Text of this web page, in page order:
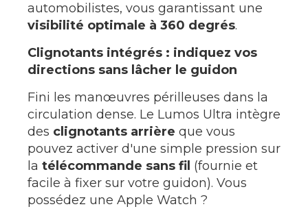
automobilistes, vous garantissant une
visibilité optimale à 360 degrés.
Clignotants intégrés : indiquez vos
directions sans lâcher le guidon
Fini les manœuvres périlleuses dans la
circulation dense. Le Lumos Ultra intègre
des clignotants arrière que vous
pouvez activer d'une simple pression sur
la télécommande sans fil (fournie et
facile à fixer sur votre guidon). Vous
possédez une Apple Watch ?